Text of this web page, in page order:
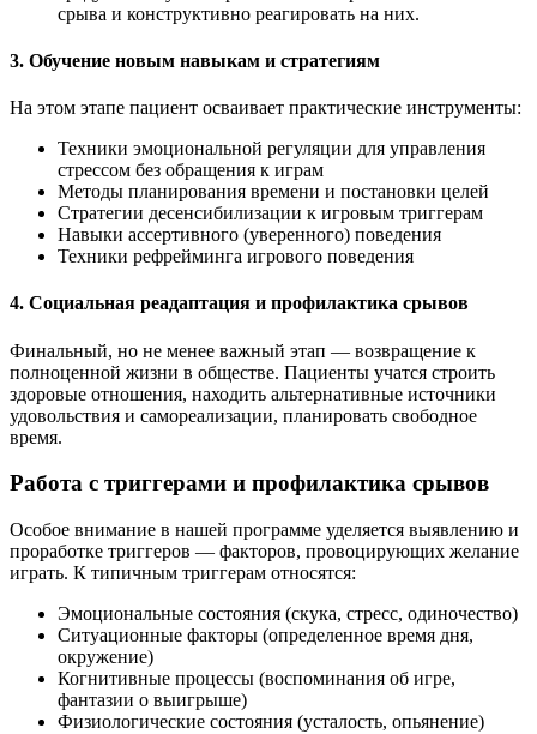
срыва и конструктивно реагировать на них.
3. Обучение новым навыкам и стратегиям
На этом этапе пациент осваивает практические инструменты:
Техники эмоциональной регуляции для управления
стрессом без обращения к играм
Методы планирования времени и постановки целей
Стратегии десенсибилизации к игровым триггерам
Навыки ассертивного (уверенного) поведения
Техники рефрейминга игрового поведения
4. Социальная реадаптация и профилактика срывов
Финальный, но не менее важный этап — возвращение к
полноценной жизни в обществе. Пациенты учатся строить
здоровые отношения, находить альтернативные источники
удовольствия и самореализации, планировать свободное
время.
Работа с триггерами и профилактика срывов
Особое внимание в нашей программе уделяется выявлению и
проработке триггеров — факторов, провоцирующих желание
играть. К типичным триггерам относятся:
Эмоциональные состояния (скука, стресс, одиночество)
Ситуационные факторы (определенное время дня,
окружение)
Когнитивные процессы (воспоминания об игре,
фантазии о выигрыше)
Физиологические состояния (усталость, опьянение)